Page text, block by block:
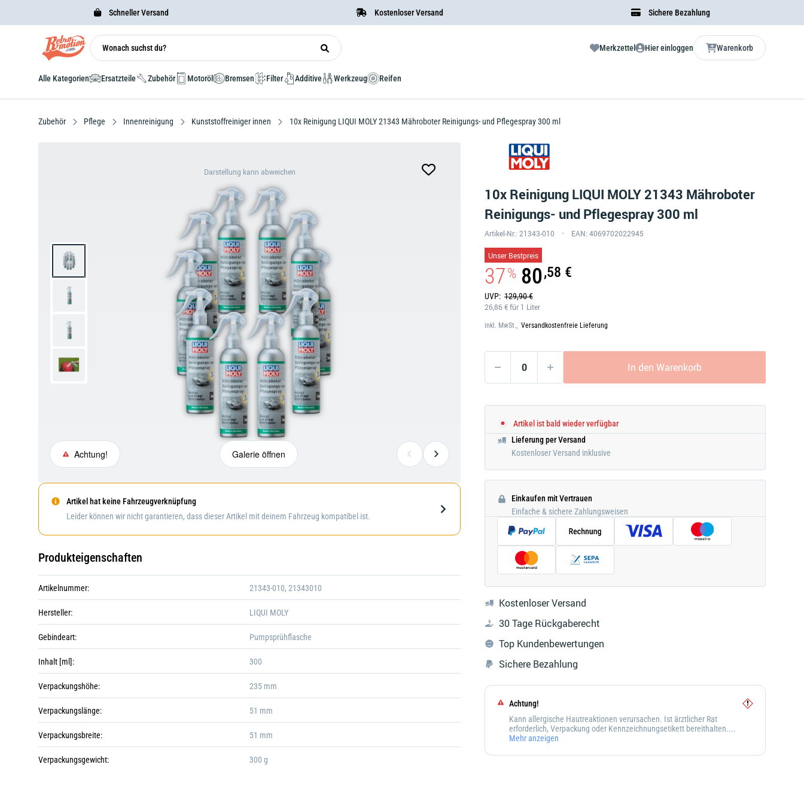
Schneller Versand Kostenloser Versand Sichere Bezahlung
Merkzettel Hier einloggen Warenkorb
Alle Kategorien Ersatzteile Zubehör Motoröl Bremsen Filter Additive Werkzeug Reifen
Zubehör Pflege Innenreinigung Kunststoffreiniger innen 10x Reinigung LIQUI MOLY 21343 Mähroboter Reinigungs- und Pflegespray 300 ml
10x Reinigung LIQUI MOLY 21343 Mähroboter
Reinigungs- und Pflegespray 300 ml
Artikel-Nr.: 21343-010 EAN: 4069702022945
Darstellung
kann
abweichen
Achtung!
Galerie
öffnen
Darstellung kann abweichen
Achtung!
26,86 € für 1 Liter
UVP: 129,90 €
37% 80,58 €
Unser Bestpreis
inkl. MwSt., Versandkostenfreie Lieferung
In den Warenkorb
Artikel ist bald wieder verfügbar
Lieferung per Versand
Kostenloser Versand inklusive
Einkaufen mit Vertrauen
Einfache & sichere Zahlungsweisen
Kostenloser Versand
30 Tage Rückgaberecht
Top Kundenbewertungen
Sichere Bezahlung
Achtung!
Kann allergische Hautreaktionen verursachen. Ist ärztlicher Rat
erforderlich, Verpackung oder Kennzeichnungsetikett bereithalten....
Mehr anzeigen
Darstellung kann abweichen
Achtung! Galerie öffnen
Artikel hat keine Fahrzeugverknüpfung
Leider können wir nicht garantieren, dass dieser Artikel mit deinem Fahrzeug kompatibel ist.
Produkteigenschaften
Artikelnummer: 21343-010, 21343010
Hersteller: LIQUI MOLY
Gebindeart: Pumpsprühflasche
Inhalt [ml]: 300
Verpackungshöhe: 235 mm
Verpackungslänge: 51 mm
Verpackungsbreite: 51 mm
Verpackungsgewicht: 300 g